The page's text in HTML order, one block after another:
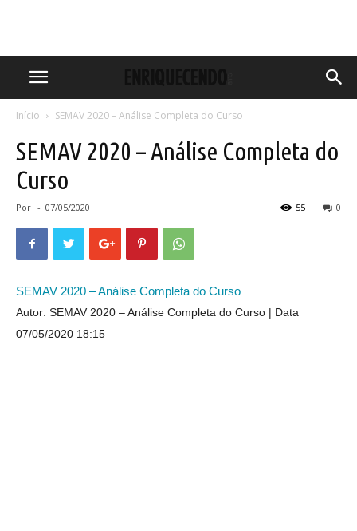
Início SEMAV 2020 – Análise Completa do Curso
SEMAV 2020 – Análise Completa do
Curso
Por - 07/05/2020 0
55
SEMAV 2020 – Análise Completa do Curso
Autor: SEMAV 2020 – Análise Completa do Curso
Data
07/05/2020 18:15